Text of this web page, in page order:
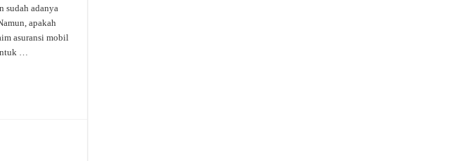
sudah adanya
apakah
asuransi mobil
…